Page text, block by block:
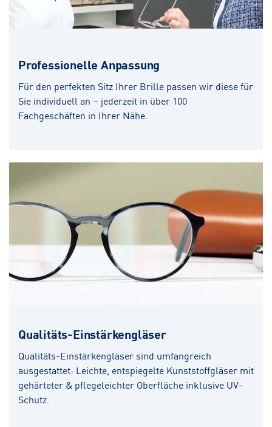
Professionelle Anpassung
Für den perfekten Sitz Ihrer Brille passen wir diese für
Sie individuell an – jederzeit in über 100
Fachgeschäften in Ihrer Nähe.
Qualitäts-Einstärkengläser
Qualitäts-Einstärkengläser sind umfangreich
ausgestattet: Leichte, entspiegelte Kunststoffgläser mit
gehärteter & pflegeleichter Oberfläche inklusive UV-
Schutz.